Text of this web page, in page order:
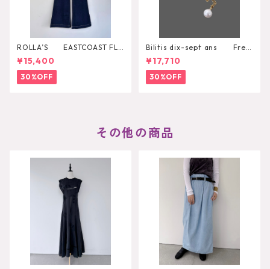
ROLLA’S EASTCOAST FLA
RE AVA
¥15,400
30%OFF
Bilitis dix-sept ans Fres
h Pearl Pendant
¥17,710
30%OFF
その他の商品